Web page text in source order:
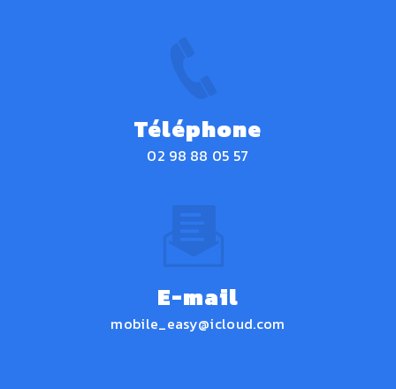
Téléphone
02 98 88 05 57
E-mail
mobile_easy@icloud.com